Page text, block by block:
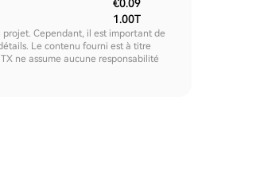
€0.09
1.00T
Cependant, il est important de
Le contenu fourni est à titre
ne assume aucune responsabilité